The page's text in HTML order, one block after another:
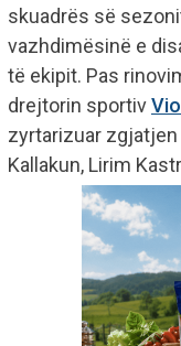
skuadrës së
vazhdimësinë e
të ekipit. Pas
drejtorin sportiv
zyrtarizuar
Kallakun, Lirim